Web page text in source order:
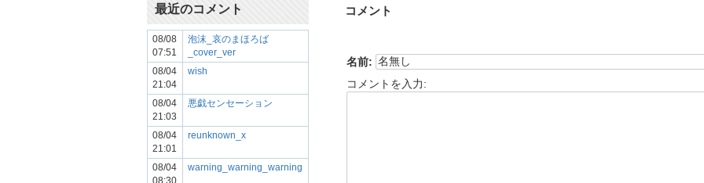
最近のコメント
08/08
07:51
泡沫_哀のまほろば
_cover_ver
08/04
21:04
wish
08/04
21:03
悪戯センセーション
08/04
21:01
reunknown_x
08/04
08:30
warning_warning_warning
コメント
名前:
コメントを入力: